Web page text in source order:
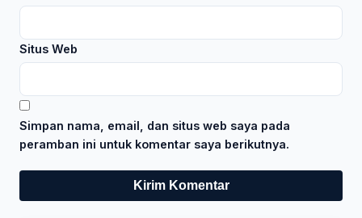
Situs Web
Simpan nama, email, dan situs web saya pada
peramban ini untuk komentar saya berikutnya.